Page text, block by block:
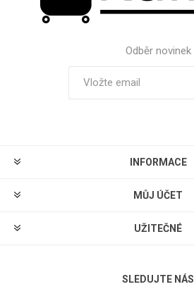
Odběr novinek
INFORMACE
MŮJ ÚČET
UŽITEČNÉ
SLEDUJTE NÁS